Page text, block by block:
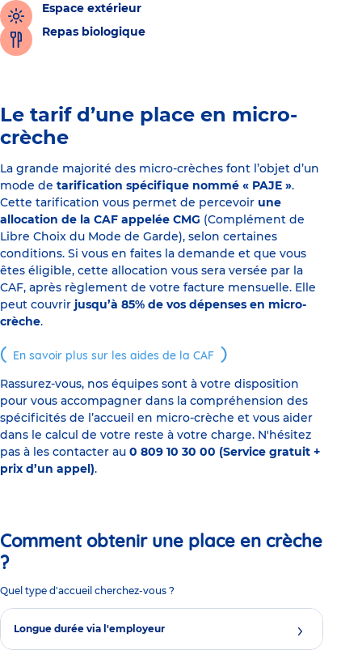
Espace extérieur
Repas biologique
Le tarif d’une place en micro-
crèche
La grande majorité des micro-crèches font l’objet d’un
mode de tarification spécifique nommé « PAJE ».
Cette tarification vous permet de percevoir une
allocation de la CAF appelée CMG (Complément de
Libre Choix du Mode de Garde), selon certaines
conditions. Si vous en faites la demande et que vous
êtes éligible, cette allocation vous sera versée par la
CAF, après règlement de votre facture mensuelle. Elle
peut couvrir jusqu’à 85% de vos dépenses en micro-
crèche.
En savoir plus sur les aides de la CAF
Rassurez-vous, nos équipes sont à votre disposition
pour vous accompagner dans la compréhension des
spécificités de l’accueil en micro-crèche et vous aider
dans le calcul de votre reste à votre charge. N'hésitez
pas à les contacter au 0 809 10 30 00 (Service gratuit +
prix d’un appel).
Comment obtenir une place en crèche
?
Quel type d'accueil cherchez-vous ?
Longue durée via l'employeur